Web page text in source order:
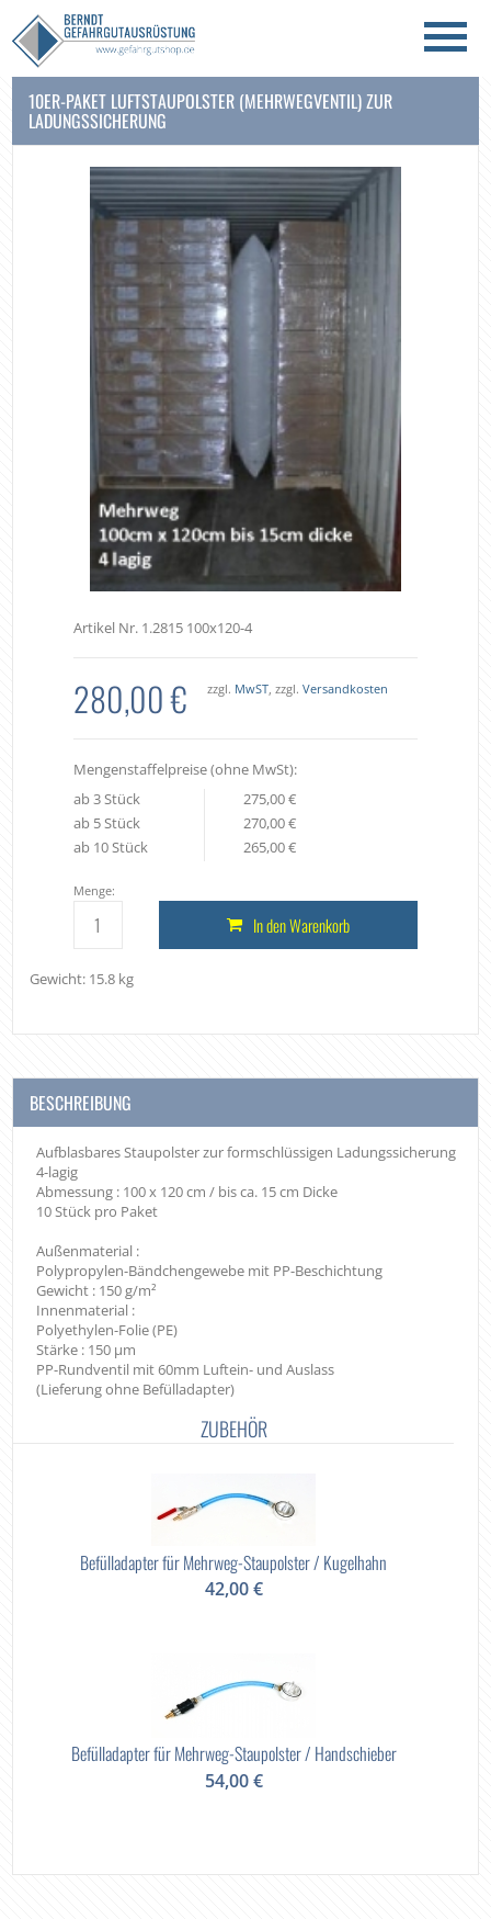
10ER-PAKET LUFTSTAUPOLSTER (MEHRWEGVENTIL) ZUR
LADUNGSSICHERUNG
Artikel Nr. 1.2815 100x120-4
280,00 € zzgl. MwST, zzgl. Versandkosten
Mengenstaffelpreise (ohne MwSt):
ab 3 Stück
275,00 €
ab 5 Stück
270,00 €
ab 10 Stück
265,00 €
Menge:
In den Warenkorb
Gewicht: 15.8 kg
BESCHREIBUNG
Aufblasbares Staupolster zur formschlüssigen Ladungssicherung
4-lagig
Abmessung : 100 x 120 cm / bis ca. 15 cm Dicke
10 Stück pro Paket
Außenmaterial :
Polypropylen-Bändchengewebe mit PP-Beschichtung
Gewicht : 150 g/m²
Innenmaterial :
Polyethylen-Folie (PE)
Stärke : 150 µm
PP-Rundventil mit 60mm Luftein- und Auslass
(Lieferung ohne Befülladapter)
ZUBEHÖR
Befülladapter für Mehrweg-Staupolster / Kugelhahn
42,00 €
Befülladapter für Mehrweg-Staupolster / Handschieber
54,00 €